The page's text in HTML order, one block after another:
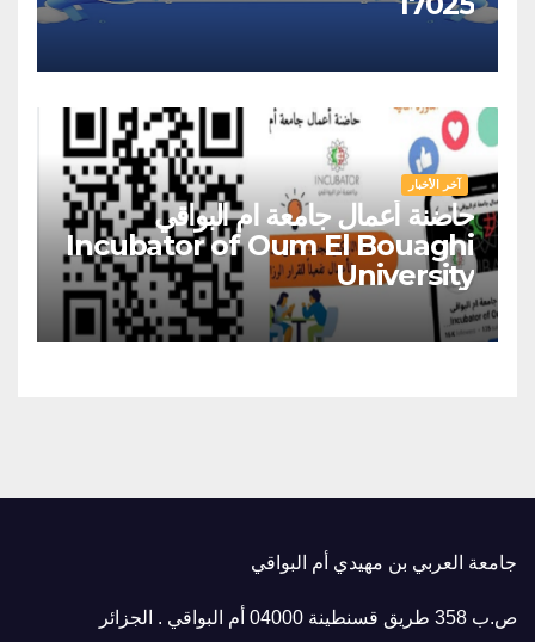
آخر الأخبار
حاضنة أعمال جامعة ام البواقي
Incubator of Oum El Bouaghi
University
جامعة العربي بن مهيدي أم البواقي
ص.ب 358 طريق قسنطينة 04000 أم البواقي . الجزائر